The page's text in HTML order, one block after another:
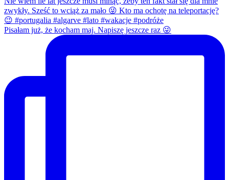
Pisałam już, że kocham maj. Napiszę jeszcze raz 😜